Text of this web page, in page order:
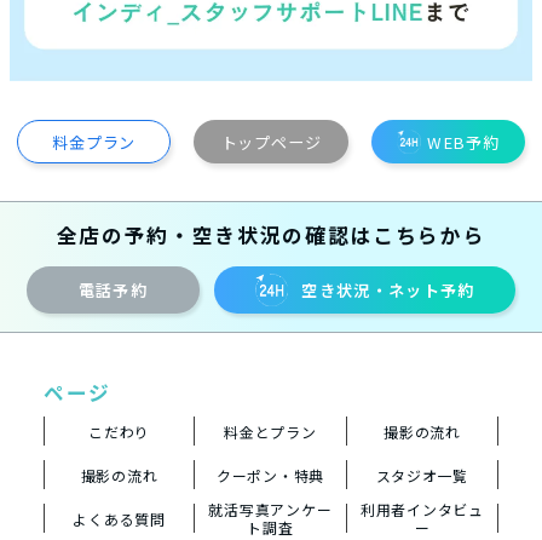
料金プラン トップページ WEB予約
全店の予約・空き状況の確認はこちらから
電話予約 空き状況・ネット予約
ページ
こだわり 料金とプラン 撮影の流れ
撮影の流れ クーポン・特典 スタジオ一覧
よくある質問
就活写真アンケー
ト調査
利用者インタビュ
ー